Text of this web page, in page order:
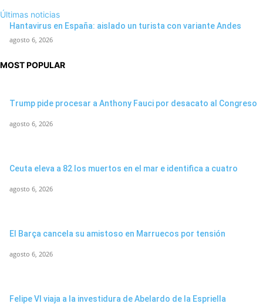
Últimas noticias
Hantavirus en España: aislado un turista con variante Andes
agosto 6, 2026
MOST POPULAR
Trump pide procesar a Anthony Fauci por desacato al Congreso
agosto 6, 2026
Ceuta eleva a 82 los muertos en el mar e identifica a cuatro
agosto 6, 2026
El Barça cancela su amistoso en Marruecos por tensión
agosto 6, 2026
Felipe VI viaja a la investidura de Abelardo de la Espriella